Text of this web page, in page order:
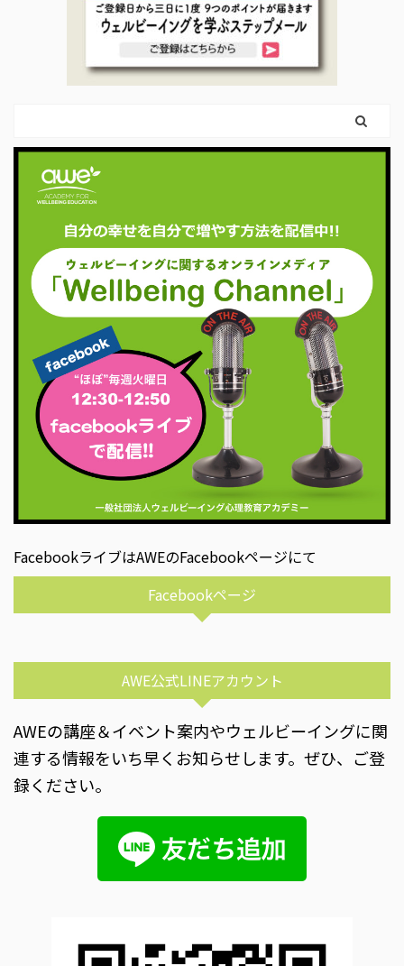
FacebookライブはAWEのFacebookページにて
Facebookページ
AWE公式LINEアカウント
AWEの講座＆イベント案内やウェルビーイングに関
連する情報をいち早くお知らせします。ぜひ、ご登
録ください。